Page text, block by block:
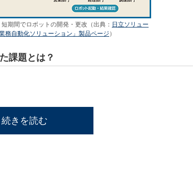
期間でロボットの開発・更改（出典： 日立ソリュー
務自動化ソリューション」製品ページ ）
課題とは？
続きを読む